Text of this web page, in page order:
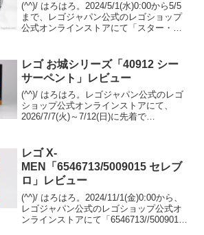
(^^)/ はろはろ。2024/5/1(水)0:00から5/5
まで、レゴジャパン公式のレゴショップ
公式オンラインストアにて「スター・ウ
で、以下３点がまとめて...
レゴ お城シリーズ「40912 シー
サーペント」レビュー
(^^)/ はろはろ。レゴジャパン公式のレゴ
ショップ公式オンラインストアにて、
2026/7/7(火)～7/12(日)に先着で
上の購入。 （オファーペー...
レゴ X-
MEN「6546713/5009015 セレブ
ロ」レビュー
(^^)/ はろはろ。2024/11/1(金)0:00から、
レゴジャパン公式のレゴショップ公式オ
ンラインストアにて「6546713//5009015